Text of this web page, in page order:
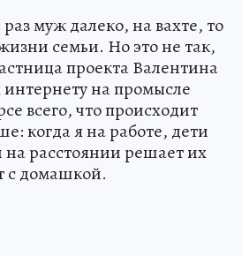
муж далеко, на вахте, то
семьи. Но это не так,
проекта Валентина
на промысле
всего, что происходит
когда я на работе, дети
на расстоянии решает их
с домашкой.